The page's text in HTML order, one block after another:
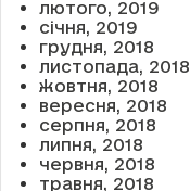
лютого, 2019
січня, 2019
грудня, 2018
листопада, 2018
жовтня, 2018
вересня, 2018
серпня, 2018
липня, 2018
червня, 2018
травня, 2018